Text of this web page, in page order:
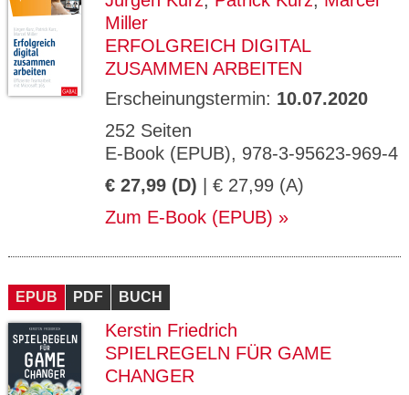
Miller
ERFOLGREICH DIGITAL
ZUSAMMEN ARBEITEN
Erscheinungstermin: 10.07.2020
252 Seiten
E-Book (EPUB), 978-3-95623-969-4
€ 27,99 (D) | € 27,99 (A)
Zum E-Book (EPUB)
EPUB PDF BUCH
Kerstin Friedrich
SPIELREGELN FÜR GAME
CHANGER